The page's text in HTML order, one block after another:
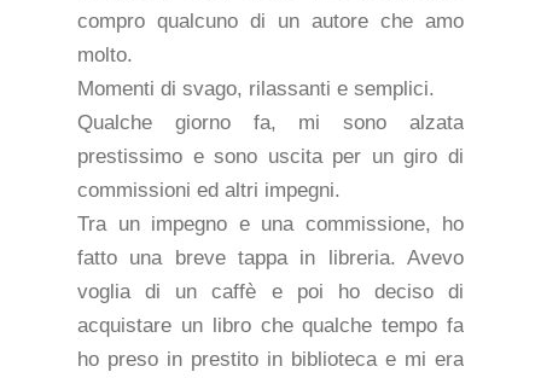
compro qualcuno di un autore che amo
molto.
Momenti di svago, rilassanti e semplici.
Qualche giorno fa, mi sono alzata
prestissimo e sono uscita per un giro di
commissioni ed altri impegni.
Tra un impegno e una commissione, ho
fatto una breve tappa in libreria. Avevo
voglia di un caffè e poi ho deciso di
acquistare un libro che qualche tempo fa
ho preso in prestito in biblioteca e mi era